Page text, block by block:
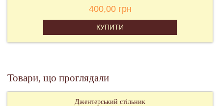
400,00 грн
КУПИТИ
Товари, що проглядали
Джентерський стільник